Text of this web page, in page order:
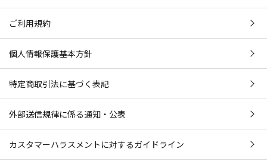
ご利用規約
個人情報保護基本方針
特定商取引法に基づく表記
外部送信規律に係る通知・公表
カスタマーハラスメントに対するガイドライン